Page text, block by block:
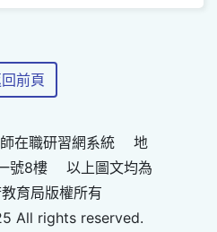
前頁
師在職研習網系統 地
號8樓 以上圖文均為
育局版權所有
All rights reserved.